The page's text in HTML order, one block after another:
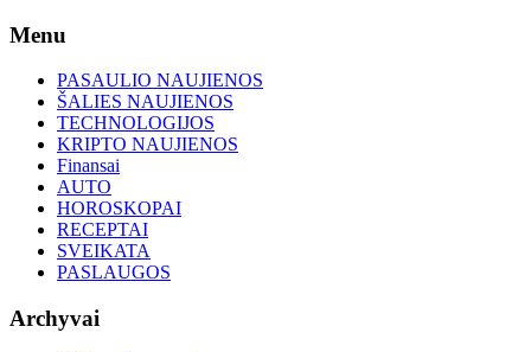
Skip
content
Menu
PASAULIO NAUJIENOS
ŠALIES NAUJIENOS
TECHNOLOGIJOS
KRIPTO NAUJIENOS
Finansai
AUTO
HOROSKOPAI
RECEPTAI
SVEIKATA
PASLAUGOS
Archyvai